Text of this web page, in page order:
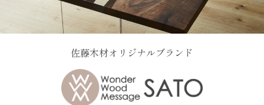
佐藤木材オリジナルブランド